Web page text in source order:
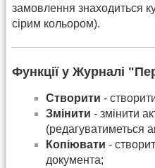
замовлення знаходиться
сірим кольором).
Функції у Журналі
Створити -
Змінити - змінити
(редагуватиметься
Копіювати -
документа;